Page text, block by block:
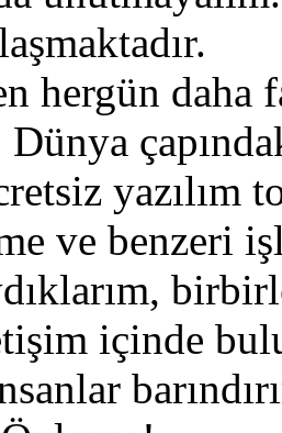
hergün daha
Dünya
yazılım
ve benzeri
içinde